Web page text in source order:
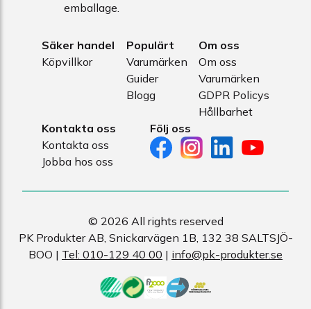
emballage.
Säker handel
Köpvillkor
Populärt
Varumärken
Guider
Blogg
Om oss
Om oss
Varumärken
GDPR Policys
Hållbarhet
Kontakta oss
Kontakta oss
Jobba hos oss
Följ oss
© 2026 All rights reserved
PK Produkter AB, Snickarvägen 1B, 132 38 SALTSJÖ-
BOO | Tel: 010-129 40 00 | info@pk-produkter.se